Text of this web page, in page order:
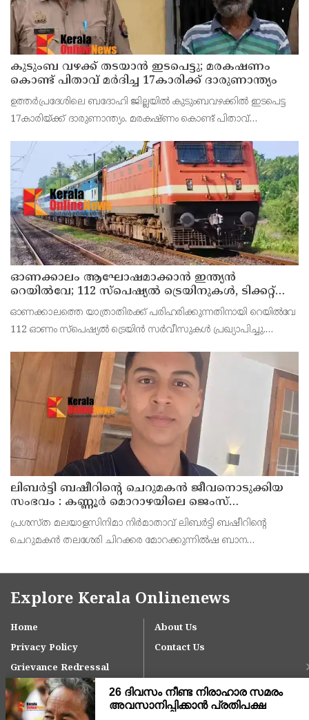
കുടുംബ വഴക്ക് തടയാന്‍ ഇടപെട്ടു; മരകഷണം
കൊണ്ട് പിതാവ് മർദിച്ച 17കാരിക്ക് ദാരുണാന്ത്യം
ഉത്തര്‍പ്രദേശിലെ ബദോഹി ജില്ലയില്‍ കുടുംബവഴക്കില്‍ ഇടപെട്ട
17കാരിയ്ക്ക് ദാരുണാന്ത്യം. മരകഷ്ണം കൊണ്ട് പിതാവ്
പിതാവ് രാജേഷ് യാദവിനെ പൊലീസ് അറസ്റ്റ് ചെയ്തു.
ഓണക്കാലം ആഘോഷമാക്കാൻ ഇന്ത്യൻ
റെയിൽവേ; 112 സ്പെഷ്യൽ ട്രെയിനുകൾ, ടിക്കറ്റ്
ബുക്കിംഗുകൾ ഉടൻ ആരംഭിക്കും
ഓണക്കാലത്തെ യാത്രാതിരക്ക് പരിഹരിക്കുന്നതിനായി റെയിൽവേ
112 ഓണം സ്പെഷ്യൽ ട്രെയിൻ സർവീസുകൾ പ്രഖ്യാപിച്ചു.
ട്രെയിനുകൾ ഓടുക. മറുനാടൻ മലയാളികൾക്കും വിദ്യാ
ലിബർട്ടി ബഷീറിന്റെ ചെറുമകൻ ജീവനൊടുക്കിയ
സംഭവം : കണ്ണൂർ മൊറാഴയിലെ ജെംസ്
ഇൻ്റർനാഷനൽ സ്കൂളിലെ പ്രധാന
അധ്യാപികക്കെതിരെ പരാതിയുമായിബന്ധുക്കൾ
പ്രശസ്ത മലയാളസിനിമാ നിർമാതാവ് ലിബർട്ടി ബഷീറിന്റെ
ചെറുമകൻ തലശേരി ചിറക്കര മോറക്കുന്നിൽഷ ബാന
ജീവനൊടുക്കിയസംഭവത്തിൽ കണ്ണൂർ മോറാഴയിലെ ജെംസ്
ഇൻ്റർനാഷനൽ സ്കൂൾ പ്രധാന അധ്
Explore Kerala Onlinenews
Home
About Us
Privacy Policy
Contact Us
Grievance Redressal